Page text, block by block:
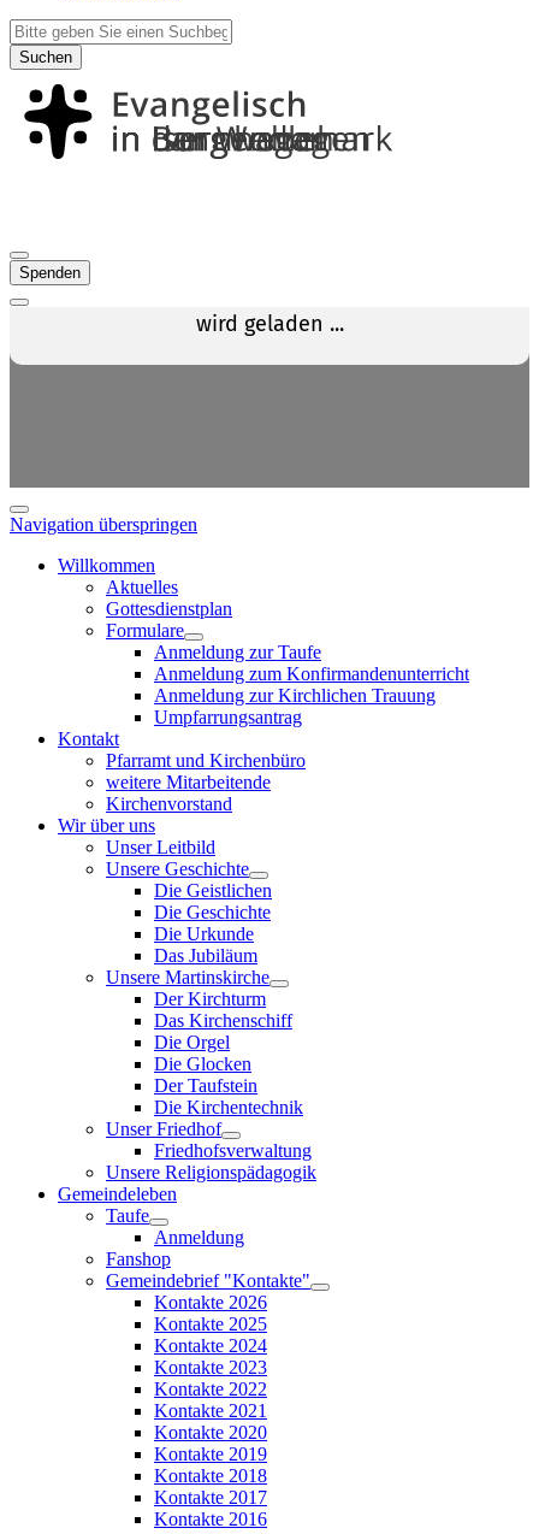
Suchen
Spenden
Navigation überspringen
Willkommen
Aktuelles
Gottesdienstplan
Formulare
Anmeldung zur Taufe
Anmeldung zum Konfirmandenunterricht
Anmeldung zur Kirchlichen Trauung
Umpfarrungsantrag
Kontakt
Pfarramt und Kirchenbüro
weitere Mitarbeitende
Kirchenvorstand
Wir über uns
Unser Leitbild
Unsere Geschichte
Die Geistlichen
Die Geschichte
Die Urkunde
Das Jubiläum
Unsere Martinskirche
Der Kirchturm
Das Kirchenschiff
Die Orgel
Die Glocken
Der Taufstein
Die Kirchentechnik
Unser Friedhof
Friedhofsverwaltung
Unsere Religionspädagogik
Gemeindeleben
Taufe
Anmeldung
Fanshop
Gemeindebrief "Kontakte"
Kontakte 2026
Kontakte 2025
Kontakte 2024
Kontakte 2023
Kontakte 2022
Kontakte 2021
Kontakte 2020
Kontakte 2019
Kontakte 2018
Kontakte 2017
Kontakte 2016